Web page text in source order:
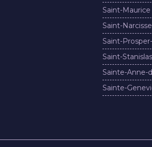
Saint-Maurice
Saint-Narcisse
Saint-
Saint-Stanislas
Sainte-Anne-
Sainte-